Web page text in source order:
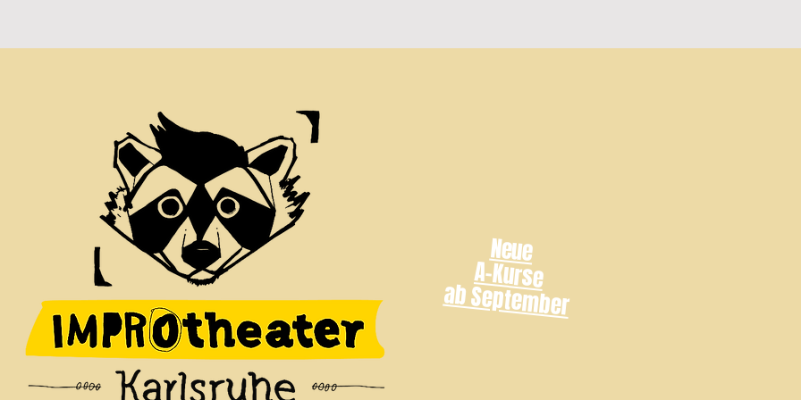
Neue
A-Kurse
ab September